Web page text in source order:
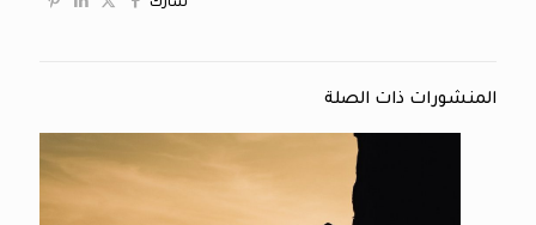
شارك
المنشورات ذات الصلة